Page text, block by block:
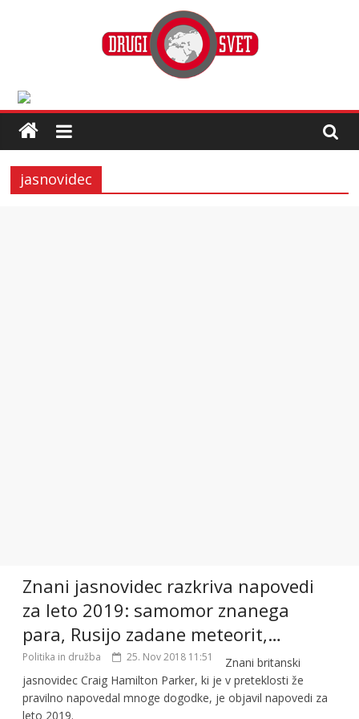
jasnovidec
Znani jasnovidec razkriva napovedi
za leto 2019: samomor znanega
para, Rusijo zadane meteorit,…
Politika in družba 25. Nov 2018 11:51
Znani britanski
jasnovidec Craig Hamilton Parker, ki je v preteklosti že
pravilno napovedal mnoge dogodke, je objavil napovedi za
leto 2019.